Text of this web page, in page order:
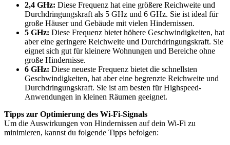
2,4 GHz: Diese Frequenz hat eine größere Reichweite und
Durchdringungskraft als 5 GHz und 6 GHz. Sie ist ideal für
große Häuser und Gebäude mit vielen Hindernissen.
5 GHz: Diese Frequenz bietet höhere Geschwindigkeiten, hat
aber eine geringere Reichweite und Durchdringungskraft. Sie
eignet sich gut für kleinere Wohnungen und Bereiche ohne
große Hindernisse.
6 GHz: Diese neueste Frequenz bietet die schnellsten
Geschwindigkeiten, hat aber eine begrenzte Reichweite und
Durchdringungskraft. Sie ist am besten für Highspeed-
Anwendungen in kleinen Räumen geeignet.
Tipps zur Optimierung des Wi-Fi-Signals
Um die Auswirkungen von Hindernissen auf dein Wi-Fi zu
minimieren, kannst du folgende Tipps befolgen: